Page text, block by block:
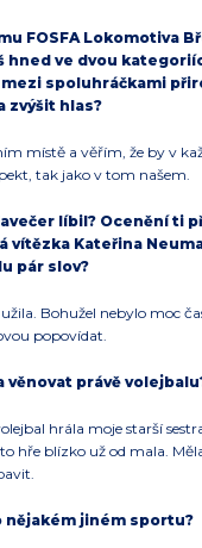
FOSFA Lokomotiva
hned ve dvou
mezi spoluhráčkami
zvýšit hlas?
místě a věřím, že by v
tak jako v tom našem.
líbil? Ocenění ti
vítězka Kateřina
pár slov?
Bohužel nebylo moc
popovídat.
věnovat právě
hrála moje starší
hře blízko už od mala.
nějakém jiném sportu?